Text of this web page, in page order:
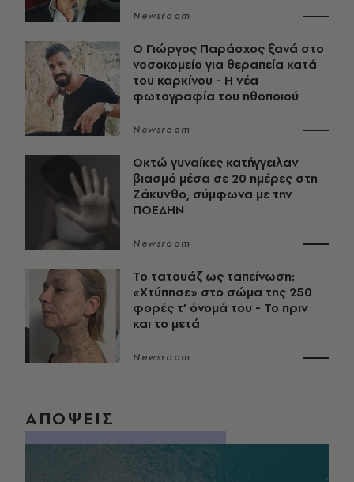
Newsroom
O Γιώργος Παράσχος ξανά στο
νοσοκομείο για θεραπεία κατά
του καρκίνου - Η νέα
φωτογραφία του ηθοποιού
Newsroom
Οκτώ γυναίκες κατήγγειλαν
βιασμό μέσα σε 20 ημέρες στη
Ζάκυνθο, σύμφωνα με την
ΠΟΕΔΗΝ
Newsroom
Το τατουάζ ως ταπείνωση:
«Χτύπησε» στο σώμα της 250
φορές τ’ όνομά του - Το πριν
και το μετά
Newsroom
ΑΠΟΨΕΙΣ